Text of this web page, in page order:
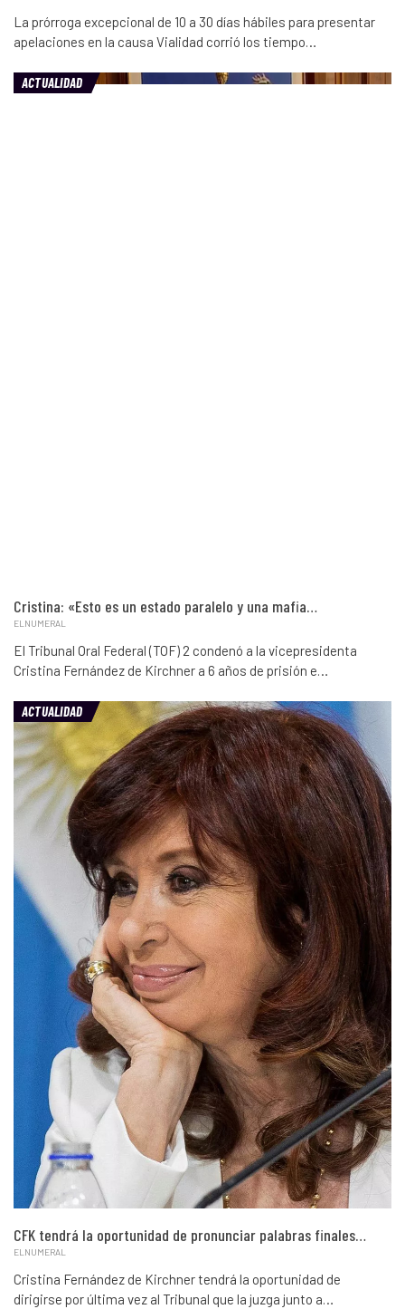
La prórroga excepcional de 10 a 30 días hábiles para presentar
apelaciones en la causa Vialidad corrió los tiempo…
ACTUALIDAD
Cristina: «Esto es un estado paralelo y una mafia…
ELNUMERAL
El Tribunal Oral Federal (TOF) 2 condenó a la vicepresidenta
Cristina Fernández de Kirchner a 6 años de prisión e…
ACTUALIDAD
CFK tendrá la oportunidad de pronunciar palabras finales…
ELNUMERAL
Cristina Fernández de Kirchner tendrá la oportunidad de
dirigirse por última vez al Tribunal que la juzga junto a…